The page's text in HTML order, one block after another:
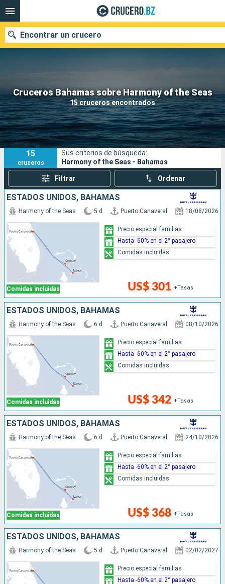
Cruceros Bahamas sobre Harmony of the Seas
15 cruceros encontrados
Encontrar un crucero
Nuestros destinos
Fecha de salida
Puertos Compañías
Buscar
15
cruceros
Sus criterios de búsqueda:
Harmony of the Seas - Bahamas
Filtrar Ordenar
ESTADOS UNIDOS, BAHAMAS
Comidas incluidas
Harmony of the Seas 5 d Puerto Canaveral 18/08/2026
US$ 301 +Tasas
Precio especial familias
Hasta -60% en el 2° pasajero
Comidas incluidas
ESTADOS UNIDOS, BAHAMAS
Comidas incluidas
Harmony of the Seas 6 d Puerto Canaveral 08/10/2026
US$ 342 +Tasas
Precio especial familias
Hasta -60% en el 2° pasajero
Comidas incluidas
ESTADOS UNIDOS, BAHAMAS
Comidas incluidas
Harmony of the Seas 6 d Puerto Canaveral 24/10/2026
US$ 368 +Tasas
Precio especial familias
Hasta -60% en el 2° pasajero
Comidas incluidas
ESTADOS UNIDOS, BAHAMAS
Harmony of the Seas 5 d Puerto Canaveral 02/02/2027
Precio especial familias
Hasta -60% en el 2° pasajero